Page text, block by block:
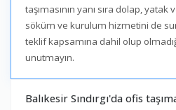
taşımasının yanı sıra dolap,
söküm ve kurulum hizmetini de
teklif kapsamına dahil olup
unutmayın.
Balıkesir Sındırgı'da ofis